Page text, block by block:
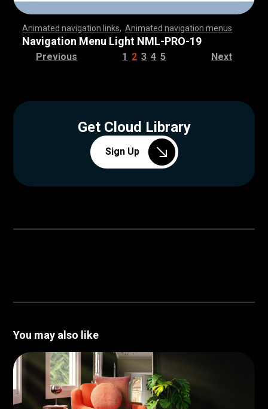
Animated navigation links ,Animated navigation menus
,,,,,,,,,,,,,,,,,,,,,,,,,,,, ,,,,,,,,,,,,,,,,,,,,,,,,,,,,,,,
,,,,,,,,,,,,,,,,,,,,,,,,,,,, ,,,,,,,,,,,,,,,,,,,,,,,,,,,,,,,
,,,,,,,,,,,,,,,,
Navigation Menu Light NML-PRO-19
Previous 1 2 3 4 5 Next
Get Cloud Library
Sign Up
You may also like